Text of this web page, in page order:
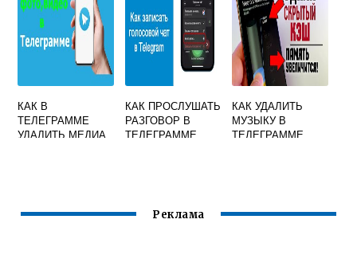
КАК В
ТЕЛЕГРАММЕ
УДАЛИТЬ МЕДИА
КАК ПРОСЛУШАТЬ
РАЗГОВОР В
ТЕЛЕГРАММЕ
КАК УДАЛИТЬ
МУЗЫКУ В
ТЕЛЕГРАММЕ
Реклама